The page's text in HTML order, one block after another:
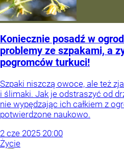
Koniecznie posadź w
problemy ze szpakami, a
pogromców turkuci!
Szpaki niszczą owoce, ale też
i ślimaki. Jak je odstraszyć od
nie wypędzając ich całkiem z
potwierdzone naukowo.
2 cze 2025 20:00
Życie